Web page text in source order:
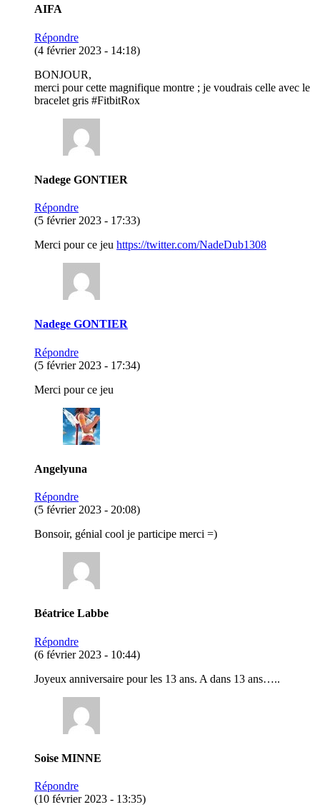
AIFA
Répondre
(4 février 2023 - 14:18)
BONJOUR,
merci pour cette magnifique montre ; je voudrais celle avec le
bracelet gris #FitbitRox
Nadege GONTIER
Répondre
(5 février 2023 - 17:33)
Merci pour ce jeu https://twitter.com/NadeDub1308
Nadege GONTIER
Répondre
(5 février 2023 - 17:34)
Merci pour ce jeu
Angelyuna
Répondre
(5 février 2023 - 20:08)
Bonsoir, génial cool je participe merci =)
Béatrice Labbe
Répondre
(6 février 2023 - 10:44)
Joyeux anniversaire pour les 13 ans. A dans 13 ans…..
Soise MINNE
Répondre
(10 février 2023 - 13:35)